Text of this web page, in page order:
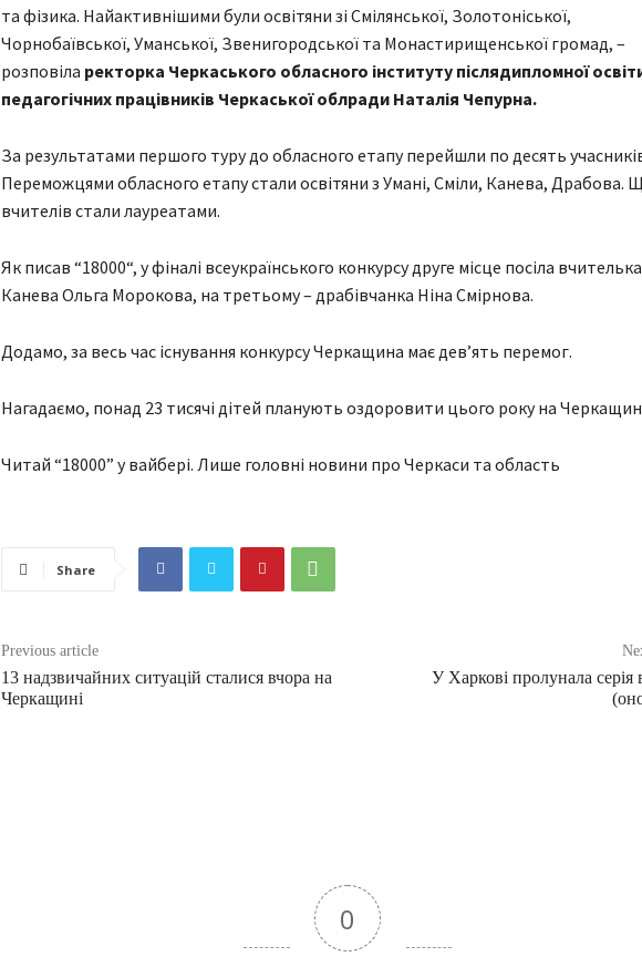
та фізика. Найактивнішими були освітяни зі Смілянської, Золотоніської,
Чорнобаївської, Уманської, Звенигородської та Монастирищенської громад, –
розповіла ректорка Черкаського обласного інституту післядипломної
педагогічних працівників Черкаської облради Наталія Чепурна.
За результатами першого туру до обласного етапу перейшли по десять
Переможцями обласного етапу стали освітяни з Умані, Сміли, Канева, Драбова.
вчителів стали лауреатами.
Як писав “18000“, у фіналі всеукраїнського конкурсу друге місце посіла
Канева Ольга Морокова, на третьому – драбівчанка Ніна Смірнова.
Додамо, за весь час існування конкурсу Черкащина має дев’ять перемог.
Нагадаємо, понад 23 тисячі дітей планують оздоровити цього року на
Читай “18000” у вайбері. Лише головні новини про Черкаси та область
Share
Previous article
13 надзвичайних ситуацій сталися вчора на
Черкащині
У Харкові пролунала серія
0